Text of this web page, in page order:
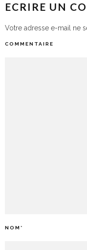
ECRIRE UN
Votre adresse e-mail ne
COMMENTAIRE
NOM *